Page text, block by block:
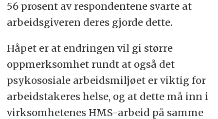
56 prosent av respondentene svarte at
arbeidsgiveren deres gjorde dette.
Håpet er at endringen vil gi større
oppmerksomhet rundt at også det
psykososiale arbeidsmiljøet er viktig for
arbeidstakeres helse, og at dette må inn i
virksomhetenes HMS-arbeid på samme